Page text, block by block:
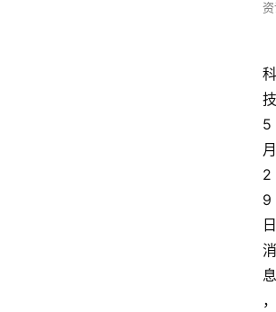
科
技
5
月
2
9
日
消
息
，